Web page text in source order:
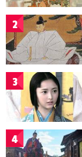
2
3
4